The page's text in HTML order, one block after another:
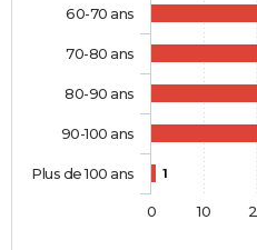
1
60-70 ans
70-80 ans
80-90 ans
90-100 ans
Plus de 100 ans
0 10